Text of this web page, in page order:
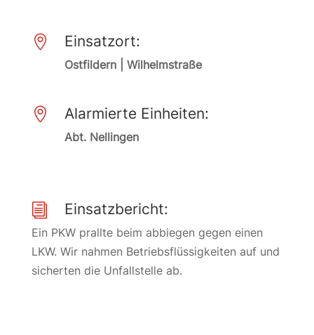
 Einsatzort:
Ostfildern | Wilhelmstraße
 Alarmierte Einheiten:
Abt. Nellingen
i Einsatzbericht:
Ein PKW prallte beim abbiegen gegen einen
LKW. Wir nahmen Betriebsflüssigkeiten auf und
sicherten die Unfallstelle ab.